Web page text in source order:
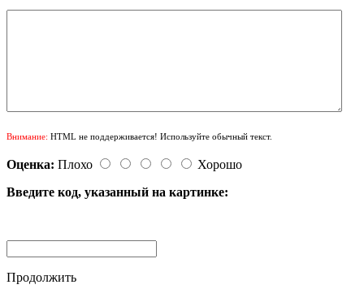
Внимание: HTML не поддерживается! Используйте обычный текст.
Оценка: Плохо
Хорошо
Введите код, указанный на картинке:
Продолжить